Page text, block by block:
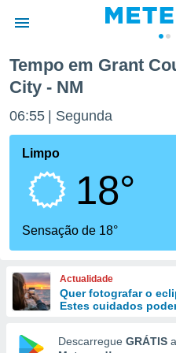
da
foi
para
e
forma
Tempo em Grant
City - NM
06:55 Segunda
Limpo
18°
Sensação de 18°
Actualidade
Quer fotografar o
Estes cuidados
Descarregue GRÁTIS